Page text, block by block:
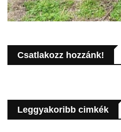
Csatlakozz hozzánk!
Leggyakoribb cimkék